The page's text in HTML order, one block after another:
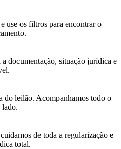
use os filtros para encontrar o
documentação, situação jurídica e
do leilão. Acompanhamos todo o
lado.
de toda a regularização e
total.